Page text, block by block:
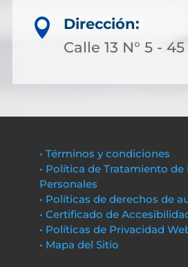

Dirección:
Calle 13 N° 5 - 45
• Términos y condiciones
• Política de Tratamiento de
Personales
• Políticas de derechos de
• Certificado de
• Políticas de Privacidad
• Mapa del Sitio